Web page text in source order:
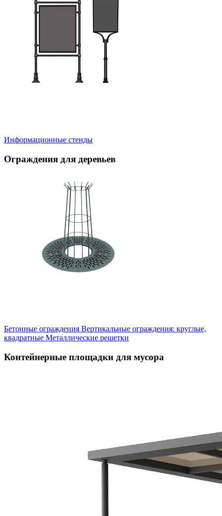
Информационные стенды
Ограждения для деревьев
Бетонные ограждения Вертикальные ограждения: круглые,
квадратные Металлические решетки
Контейнерные площадки для мусора